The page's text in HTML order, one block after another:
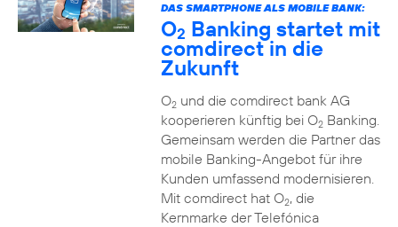
DAS SMARTPHONE ALS MOBILE BANK:
O2 Banking startet mit
comdirect in die
Zukunft
O2und die comdirect bank AG
kooperieren künftig bei O2Banking.
Gemeinsam werden die Partner das
mobile Banking-Angebot für ihre
Kunden umfassend modernisieren.
Mit comdirect hat O2, die
Kernmarke der Telefónica